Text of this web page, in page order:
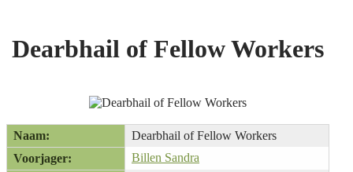
Dearbhail of Fellow Workers
Naam:
Dearbhail of Fellow Workers
Voorjager:
Billen Sandra